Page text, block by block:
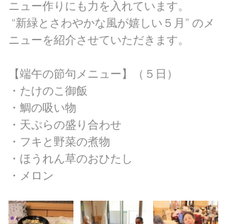
ニュー作りにも力を入れています。
ニューを紹介させていただきます。
【端午の節句メニュー】（５日）
・たけのこ御飯
・鯛の吸い物
・天ぷらの盛り合わせ
・フキと野菜の煮物
・ほうれん草のおひたし
・メロン